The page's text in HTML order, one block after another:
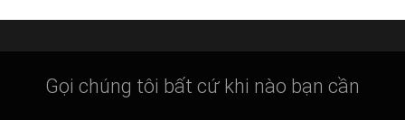
Gọi chúng tôi bất cứ khi nào bạn cần